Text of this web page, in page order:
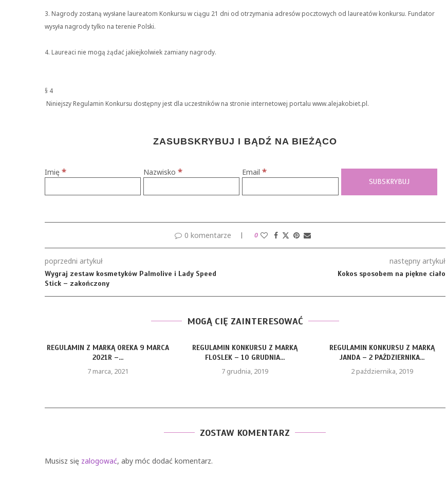
3. Nagrody zostaną wysłane laureatom Konkursu w ciągu 21 dni od otrzymania adresów pocztowych od laureatów konkursu. Fundator
wysyła nagrody tylko na terenie Polski.
4. Laureaci nie mogą żądać jakiejkolwiek zamiany nagrody.
§ 4
Niniejszy Regulamin Konkursu dostępny jest dla uczestników na stronie internetowej portalu www.alejakobiet.pl.
ZASUBSKRYBUJ I BĄDŹ NA BIEŻĄCO
Imię * Nazwisko* Email*
0 komentarze 0
poprzedni artykuł
Wygraj zestaw kosmetyków Palmolive i Lady Speed
Stick – zakończony
następny artykuł
Kokos sposobem na piękne ciało
MOGĄ CIĘ ZAINTERESOWAĆ
REGULAMIN Z MARKĄ OREKA 9 MARCA
2021R –...
7 marca, 2021
REGULAMIN KONKURSU Z MARKĄ
FLOSLEK – 10 GRUDNIA...
7 grudnia, 2019
REGULAMIN KONKURSU Z MARKĄ
JANDA – 2 PAŹDZIERNIKA...
2 października, 2019
ZOSTAW KOMENTARZ
Musisz się zalogować, aby móc dodać komentarz.